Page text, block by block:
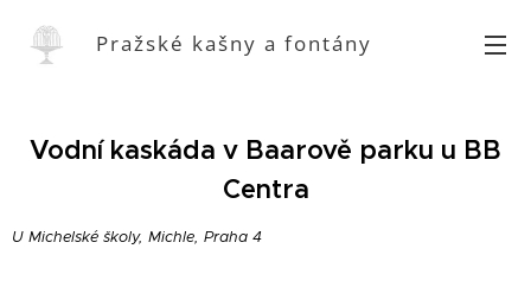
Pražské kašny a fontány
Vodní kaskáda v Baarově parku u BB
Centra
U Michelské školy, Michle, Praha 4